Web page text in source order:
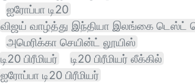
ஐரோப்பா டி20
விஜய் வாழ்த்து இந்தியா இலங்கை டெஸ்ட்
அமெரிக்கா செயின்ட் லூயிஸ்
டி20 பிரீமியர்
டி20 பிரீமியர் லீக்கில்
ஐரோப்பா டி20 பிரீமியர்